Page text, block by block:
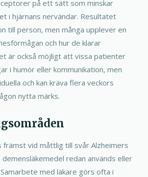
på ett sätt som minskar
i hjärnans nervändar. Resultatet
till person, men många upplever en
och hur de klarar
är också möjligt att vissa patienter
i humör eller kommunikation, men
och kan kräva flera veckors
nytta märks.
främst vid måttlig till svår Alzheimers
demensläkemedel redan används eller
med läkare görs ofta i